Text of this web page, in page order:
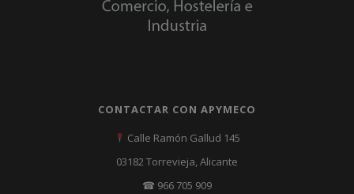
CONTACTAR CON APYMECO
Calle Ramón Gallud 145
03182 Torrevieja, Alicante
☎ 966 705 909